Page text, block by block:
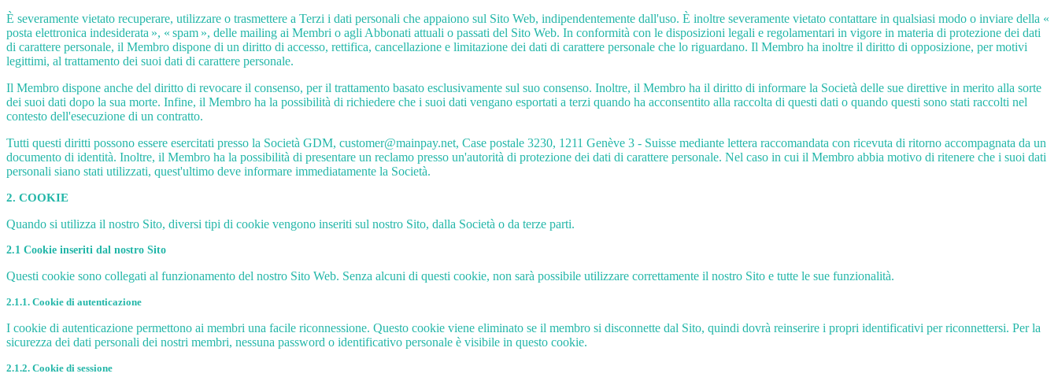
È severamente vietato recuperare, utilizzare o trasmettere a Terzi i dati personali che appaiono sul Sito Web, indipendentemente dall'uso. È inoltre severamente vietato contattare in qualsiasi modo o inviare della «
posta elettronica indesiderata », « spam », delle mailing ai Membri o agli Abbonati attuali o passati del Sito Web. In conformità con le disposizioni legali e regolamentari in vigore in materia di protezione dei dati
di carattere personale, il Membro dispone di un diritto di accesso, rettifica, cancellazione e limitazione dei dati di carattere personale che lo riguardano. Il Membro ha inoltre il diritto di opposizione, per motivi
legittimi, al trattamento dei suoi dati di carattere personale.
Il Membro dispone anche del diritto di revocare il consenso, per il trattamento basato esclusivamente sul suo consenso. Inoltre, il Membro ha il diritto di informare la Società delle sue direttive in merito alla sorte
dei suoi dati dopo la sua morte. Infine, il Membro ha la possibilità di richiedere che i suoi dati vengano esportati a terzi quando ha acconsentito alla raccolta di questi dati o quando questi sono stati raccolti nel
contesto dell'esecuzione di un contratto.
Tutti questi diritti possono essere esercitati presso la Società GDM, customer@mainpay.net, Case postale 3230, 1211 Genève 3 - Suisse mediante lettera raccomandata con ricevuta di ritorno accompagnata da un
documento di identità. Inoltre, il Membro ha la possibilità di presentare un reclamo presso un'autorità di protezione dei dati di carattere personale. Nel caso in cui il Membro abbia motivo di ritenere che i suoi dati
personali siano stati utilizzati, quest'ultimo deve informare immediatamente la Società.
2. COOKIE
Quando si utilizza il nostro Sito, diversi tipi di cookie vengono inseriti sul nostro Sito, dalla Società o da terze parti.
2.1 Cookie inseriti dal nostro Sito
Questi cookie sono collegati al funzionamento del nostro Sito Web. Senza alcuni di questi cookie, non sarà possibile utilizzare correttamente il nostro Sito e tutte le sue funzionalità.
2.1.1. Cookie di autenticazione
I cookie di autenticazione permettono ai membri una facile riconnessione. Questo cookie viene eliminato se il membro si disconnette dal Sito, quindi dovrà reinserire i propri identificativi per riconnettersi. Per la
sicurezza dei dati personali dei nostri membri, nessuna password o identificativo personale è visibile in questo cookie.
2.1.2. Cookie di sessione